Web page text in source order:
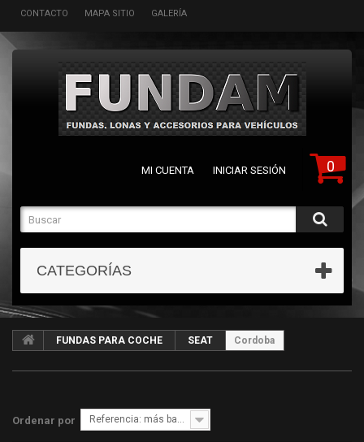
CONTACTO MAPA SITIO GALERÍA
0
MI CUENTA INICIAR SESIÓN
CATEGORÍAS
FUNDAS PARA COCHE SEAT Cordoba
Ordenar por Referencia: más bajo primero